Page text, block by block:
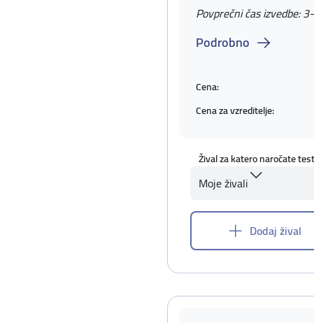
Povprečni čas izvedbe:
Podrobno
Cena:
Cena za vzreditelje:
Žival za katero naročate test
Moje živali
Dodaj žival